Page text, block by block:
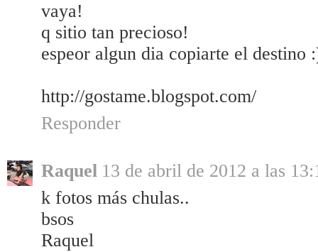
vaya!
q sitio tan precioso!
espeor algun dia copiarte el destino
http://gostame.blogspot.com/
Responder
Raquel 13 de abril de 2012 a las
k fotos más chulas..
bsos
Raquel